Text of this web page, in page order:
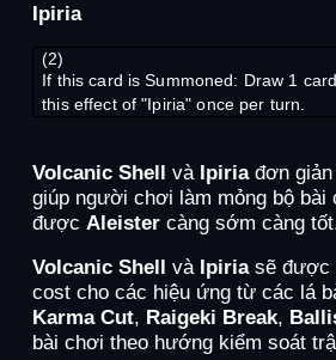
Ipiria
(2)
If this card is Summoned: Draw 1
this effect of "Ipiria" once per turn.
Volcanic Shell và Ipiriađơn giản
giúp người chơi làm mỏng bộ bài
được Aleister càng sớm càng
Volcanic Shell và Ipiriasẽ được
cost cho các hiệu ứng từ các lá
Karma Cut, Raigeki Break,
bài chơi theo hướng kiểm soát